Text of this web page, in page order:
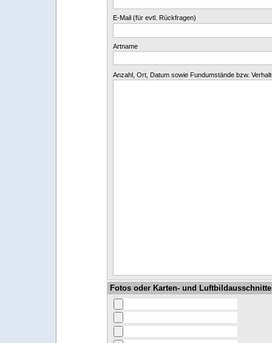
E-Mail (für evtl. Rückfragen)
Artname
Anzahl, Ort, Datum sowie Fundumstände bzw.
Fotos oder Karten- und Luftbildausschnitte